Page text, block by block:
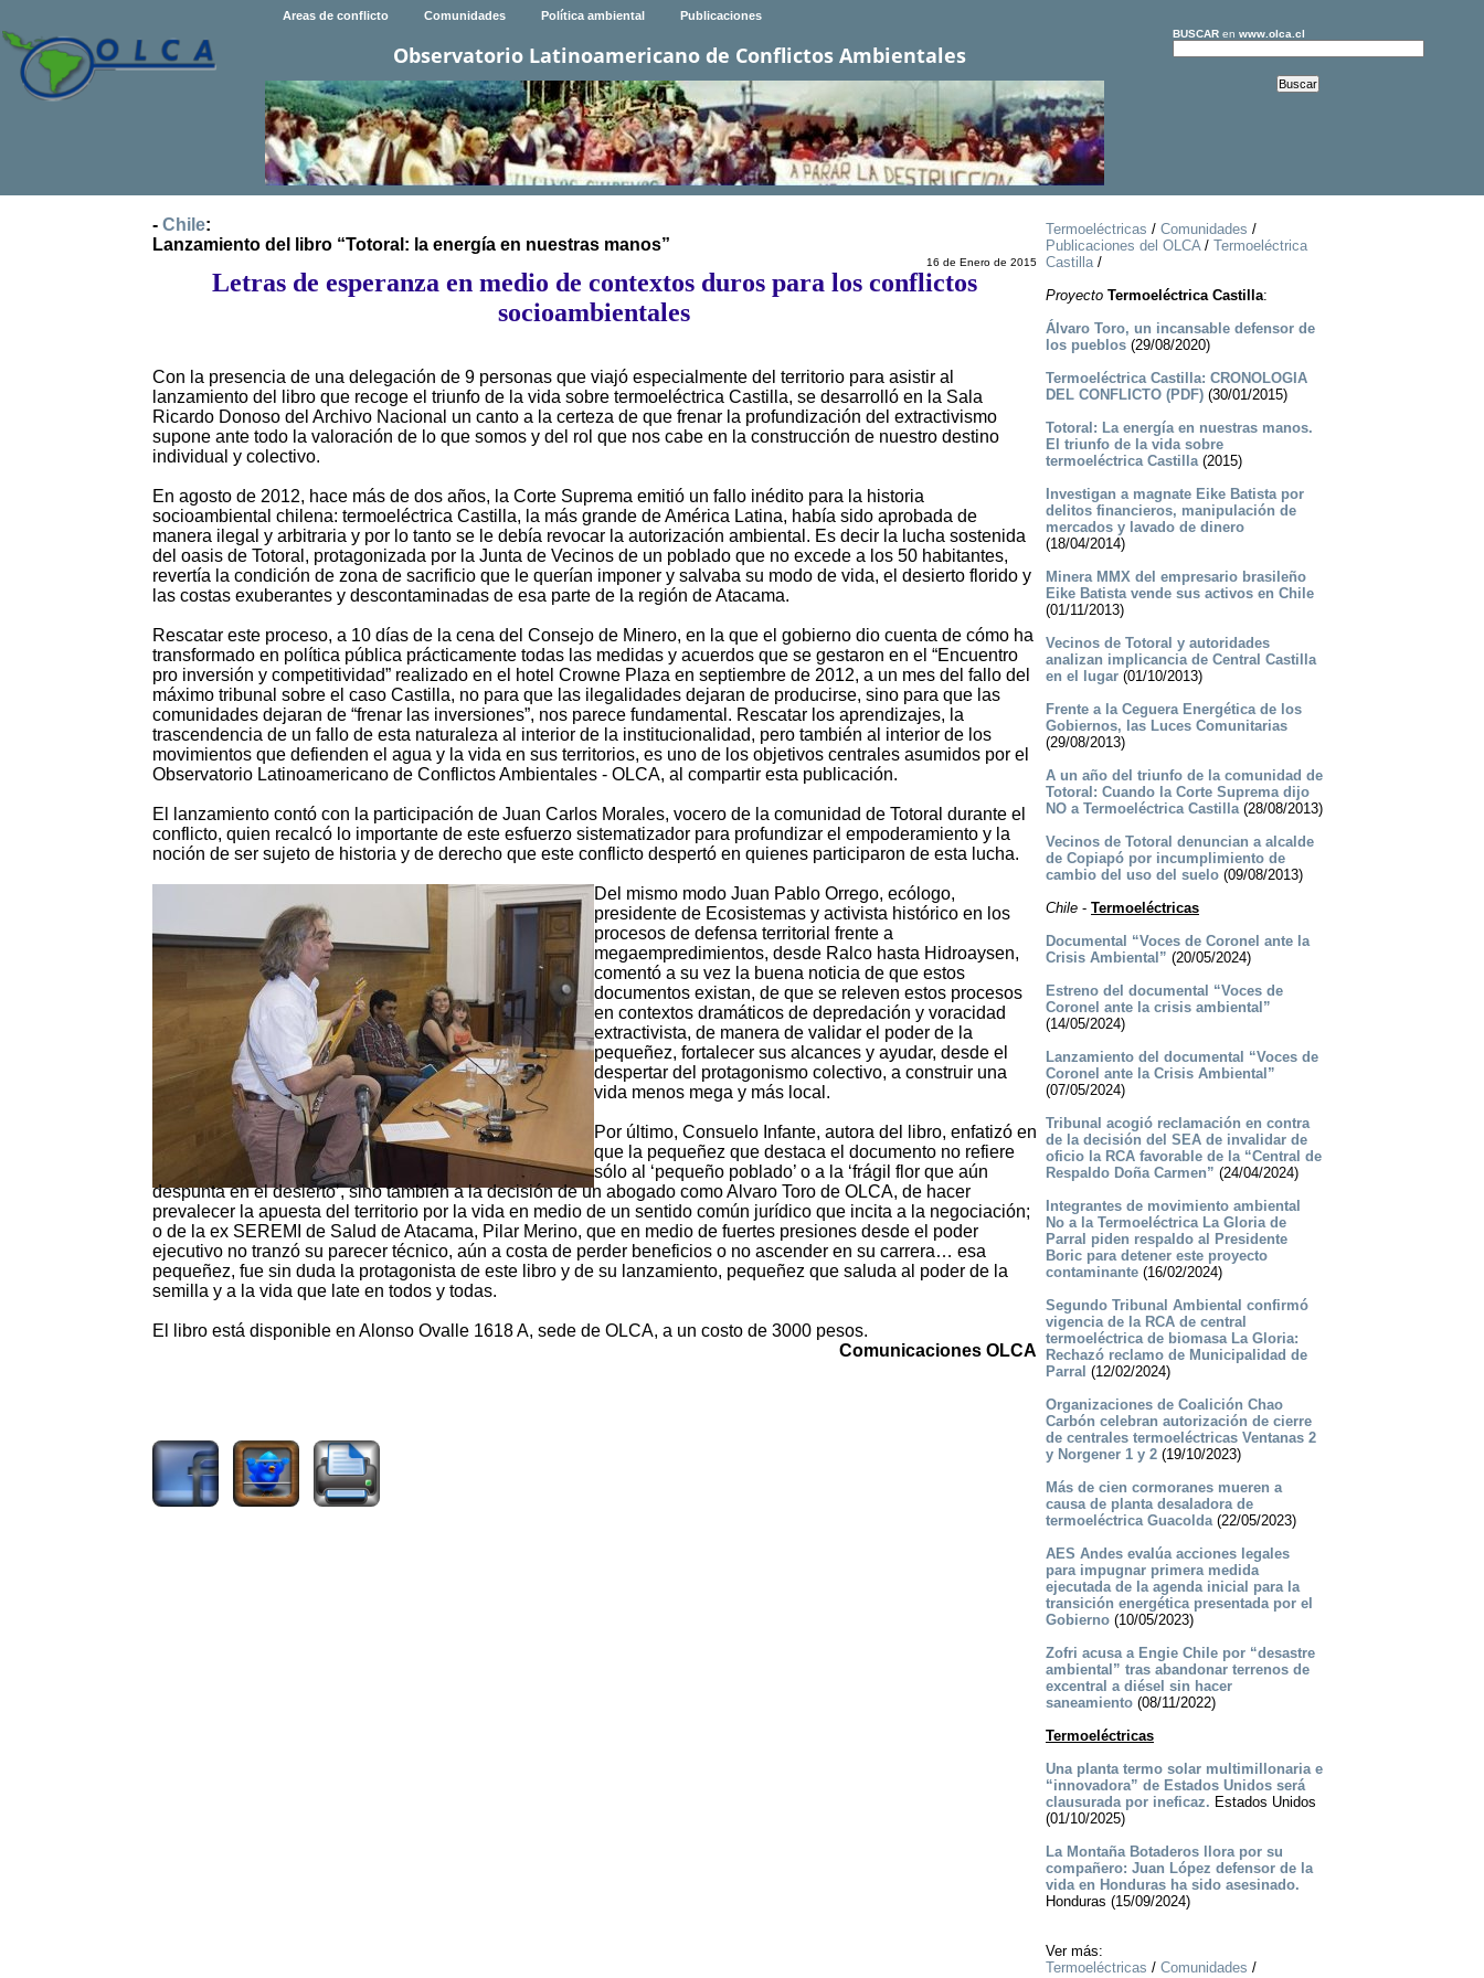
Areas de conflicto Comunidades Política ambiental Publicaciones
Observatorio Latinoamericano de Conflictos Ambientales
BUSCARen www.olca.cl
- Chile:
Lanzamiento del libro “Totoral: la energía en nuestras manos”
16 de Enero de 2015
Letras de esperanza en medio de contextos duros para los conflictos
socioambientales
Con la presencia de una delegación de 9 personas que viajó especialmente del territorio para asistir al
lanzamiento del libro que recoge el triunfo de la vida sobre termoeléctrica Castilla, se desarrolló en la Sala
Ricardo Donoso del Archivo Nacional un canto a la certeza de que frenar la profundización del extractivismo
supone ante todo la valoración de lo que somos y del rol que nos cabe en la construcción de nuestro destino
individual y colectivo.
En agosto de 2012, hace más de dos años, la Corte Suprema emitió un fallo inédito para la historia
socioambiental chilena: termoeléctrica Castilla, la más grande de América Latina, había sido aprobada de
manera ilegal y arbitraria y por lo tanto se le debía revocar la autorización ambiental. Es decir la lucha sostenida
del oasis de Totoral, protagonizada por la Junta de Vecinos de un poblado que no excede a los 50 habitantes,
revertía la condición de zona de sacrificio que le querían imponer y salvaba su modo de vida, el desierto florido y
las costas exuberantes y descontaminadas de esa parte de la región de Atacama.
Rescatar este proceso, a 10 días de la cena del Consejo de Minero, en la que el gobierno dio cuenta de cómo ha
transformado en política pública prácticamente todas las medidas y acuerdos que se gestaron en el “Encuentro
pro inversión y competitividad” realizado en el hotel Crowne Plaza en septiembre de 2012, a un mes del fallo del
máximo tribunal sobre el caso Castilla, no para que las ilegalidades dejaran de producirse, sino para que las
comunidades dejaran de “frenar las inversiones”, nos parece fundamental. Rescatar los aprendizajes, la
trascendencia de un fallo de esta naturaleza al interior de la institucionalidad, pero también al interior de los
movimientos que defienden el agua y la vida en sus territorios, es uno de los objetivos centrales asumidos por el
Observatorio Latinoamericano de Conflictos Ambientales - OLCA, al compartir esta publicación.
El lanzamiento contó con la participación de Juan Carlos Morales, vocero de la comunidad de Totoral durante el
conflicto, quien recalcó lo importante de este esfuerzo sistematizador para profundizar el empoderamiento y la
noción de ser sujeto de historia y de derecho que este conflicto despertó en quienes participaron de esta lucha.
Del mismo modo Juan Pablo Orrego, ecólogo,
presidente de Ecosistemas y activista histórico en los
procesos de defensa territorial frente a
megaempredimientos, desde Ralco hasta Hidroaysen,
comentó a su vez la buena noticia de que estos
documentos existan, de que se releven estos procesos
en contextos dramáticos de depredación y voracidad
extractivista, de manera de validar el poder de la
pequeñez, fortalecer sus alcances y ayudar, desde el
despertar del protagonismo colectivo, a construir una
vida menos mega y más local.
Por último, Consuelo Infante, autora del libro, enfatizó en
que la pequeñez que destaca el documento no refiere
sólo al ‘pequeño poblado’ o a la ‘frágil flor que aún
despunta en el desierto’, sino también a la decisión de un abogado como Alvaro Toro de OLCA, de hacer
prevalecer la apuesta del territorio por la vida en medio de un sentido común jurídico que incita a la negociación;
o de la ex SEREMI de Salud de Atacama, Pilar Merino, que en medio de fuertes presiones desde el poder
ejecutivo no tranzó su parecer técnico, aún a costa de perder beneficios o no ascender en su carrera… esa
pequeñez, fue sin duda la protagonista de este libro y de su lanzamiento, pequeñez que saluda al poder de la
semilla y a la vida que late en todos y todas.
El libro está disponible en Alonso Ovalle 1618 A, sede de OLCA, a un costo de 3000 pesos.
Comunicaciones OLCA
Termoeléctricas / Comunidades /
Publicaciones del OLCA/ Termoeléctrica
Castilla/
Proyecto Termoeléctrica Castilla:
Álvaro Toro, un incansable defensor de
los pueblos(29/08/2020)
Termoeléctrica Castilla: CRONOLOGIA
DEL CONFLICTO (PDF)(30/01/2015)
Totoral: La energía en nuestras manos.
El triunfo de la vida sobre
termoeléctrica Castilla(2015)
Investigan a magnate Eike Batista por
delitos financieros, manipulación de
mercados y lavado de dinero
(18/04/2014)
Minera MMX del empresario brasileño
Eike Batista vende sus activos en Chile
(01/11/2013)
Vecinos de Totoral y autoridades
analizan implicancia de Central Castilla
en el lugar(01/10/2013)
Frente a la Ceguera Energética de los
Gobiernos, las Luces Comunitarias
(29/08/2013)
A un año del triunfo de la comunidad de
Totoral: Cuando la Corte Suprema dijo
NO a Termoeléctrica Castilla(28/08/2013)
Vecinos de Totoral denuncian a alcalde
de Copiapó por incumplimiento de
cambio del uso del suelo(09/08/2013)
Chile- Termoeléctricas
Documental “Voces de Coronel ante la
Crisis Ambiental” (20/05/2024)
Estreno del documental “Voces de
Coronel ante la crisis ambiental”
(14/05/2024)
Lanzamiento del documental “Voces de
Coronel ante la Crisis Ambiental”
(07/05/2024)
Tribunal acogió reclamación en contra
de la decisión del SEA de invalidar de
oficio la RCA favorable de la “Central de
Respaldo Doña Carmen” (24/04/2024)
Integrantes de movimiento ambiental
No a la Termoeléctrica La Gloria de
Parral piden respaldo al Presidente
Boric para detener este proyecto
contaminante(16/02/2024)
Segundo Tribunal Ambiental confirmó
vigencia de la RCA de central
termoeléctrica de biomasa La Gloria:
Rechazó reclamo de Municipalidad de
Parral (12/02/2024)
Organizaciones de Coalición Chao
Carbón celebran autorización de cierre
de centrales termoeléctricas Ventanas 2
y Norgener 1 y 2(19/10/2023)
Más de cien cormoranes mueren a
causa de planta desaladora de
termoeléctrica Guacolda(22/05/2023)
AES Andes evalúa acciones legales
para impugnar primera medida
ejecutada de la agenda inicial para la
transición energética presentada por el
Gobierno(10/05/2023)
Zofri acusa a Engie Chile por “desastre
ambiental” tras abandonar terrenos de
excentral a diésel sin hacer
saneamiento(08/11/2022)
Termoeléctricas
Una planta termo solar multimillonaria e
“innovadora” de Estados Unidos será
clausurada por ineficaz. Estados Unidos
(01/10/2025)
La Montaña Botaderos llora por su
compañero: Juan López defensor de la
vida en Honduras ha sido asesinado.
Honduras (15/09/2024)
Ver más:
Termoeléctricas / Comunidades /